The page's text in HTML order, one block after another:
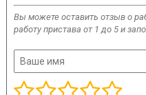
Вы можете оставить отзыв о
работу пристава от 1 до 5 и